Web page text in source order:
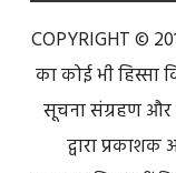
COPYRIGHT ©
का कोई भी हिस्सा
सूचना संग्रहण और
द्वारा